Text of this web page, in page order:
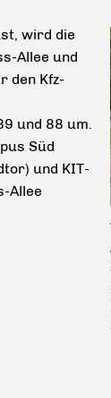
wird die
Allee und
den Kfz-
und 88 um.
Süd
und KIT-
Allee